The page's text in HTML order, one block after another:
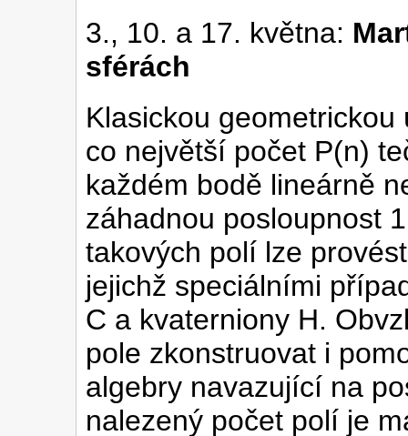
3., 10. a 17. května:
sférách
Klasickou
co největší počet P(n)
každém bodě lineárně
záhadnou posloupnost
takových polí lze
jejichž speciálními
C a kvaterniony H.
pole zkonstruovat i
algebry navazující na
nalezený počet polí je